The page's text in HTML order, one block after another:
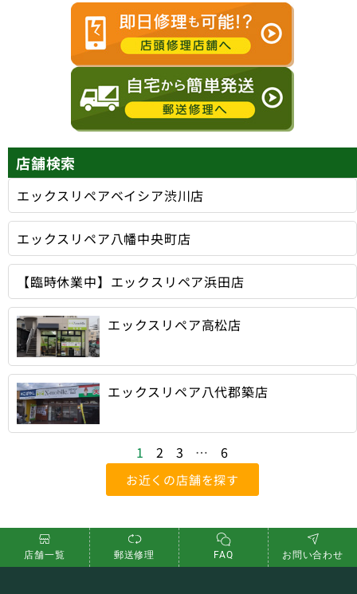
店舗検索
エックスリペアベイシア渋川店
エックスリペア八幡中央町店
【臨時休業中】エックスリペア浜田店
エックスリペア高松店
エックスリペア八代郡築店
1 2 3 … 6
お近くの店舗を探す
店舗一覧 郵送修理 FAQ お問い合わせ